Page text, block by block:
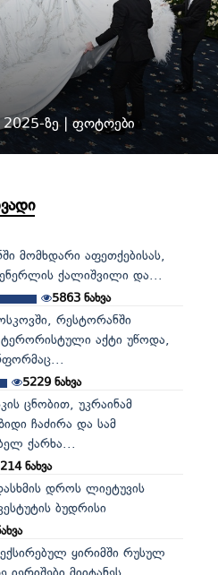
2025-ზე | ფოტოები
მომხდარი აფეთქებისას,
ქალიშვილი და...
5863 ნახვა
რესტორანში
აქტი უწოდა,
5229ნახვა
ცნობით, უკრაინამ
ჩაძირა და სამ
ქარხა...
ნახვა
დროს ლიეტუვის
ბუდრისი
ყირიმში რუსულ